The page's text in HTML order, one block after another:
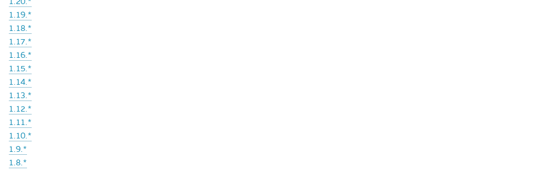
1.19.*
1.18.*
1.17.*
1.16.*
1.15.*
1.14.*
1.13.*
1.12.*
1.11.*
1.10.*
1.9.*
1.8.*